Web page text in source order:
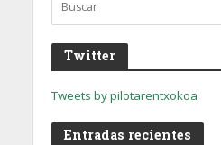
Twitter
Tweets by pilotarentxokoa
Entradas recientes